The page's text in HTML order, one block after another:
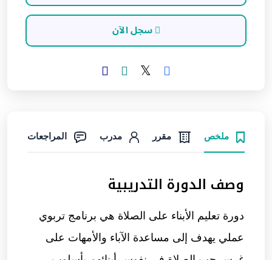
ملخص مقرر مدرب المراجعات
وصف الدورة التدريبية
دورة تعليم الأبناء على الصلاة هي برنامج تربوي
عملي يهدف إلى مساعدة الآباء والأمهات على
سجل الآن